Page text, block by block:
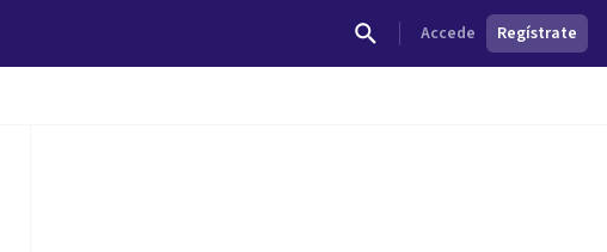
Accede Regístrate